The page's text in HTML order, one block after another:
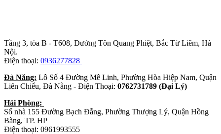
Tầng 3, tòa B - T608, Đường Tôn Quang Phiệt, Bắc Từ Liêm, Hà
Nội.
Điện thoại: 0936277828
Đà Năng: Lô Số 4 Đường Mê Linh, Phường Hòa Hiệp Nam, Quận
Liên Chiểu, Đà Nẵng - Điện Thoại: 0762731789 (Đại Lý)
Hải Phòng:
Số nhà 155 Đường Bạch Đằng, Phường Thượng Lý, Quận Hồng
Bàng, TP. HP
Điện thoại: 0961993555